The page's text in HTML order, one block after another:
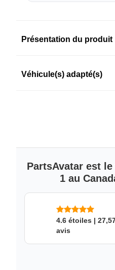
Présentation du produit
Véhicule(s) adapté(s)
PartsAvatar est
1 au
4.6 étoiles |
avis